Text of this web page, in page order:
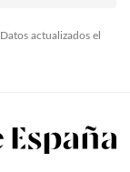
actualizados el